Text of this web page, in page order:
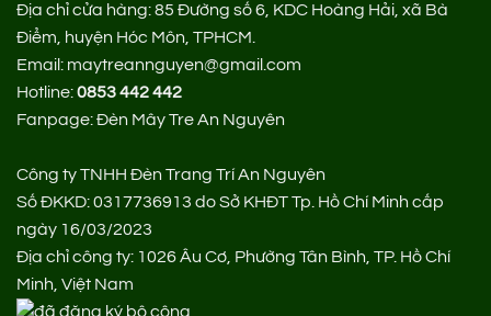
Địa chỉ cửa hàng:85 Đường số 6, KDC Hoàng Hải, xã Bà
Điểm, huyện Hóc Môn, TPHCM.
Email: maytreannguyen@gmail.com
Hotline:0853 442 442
Fanpage:Đèn Mây Tre An Nguyên
Công ty TNHH Đèn Trang Trí An Nguyên
Số ĐKKD: 0317736913 do Sở KHĐT Tp. Hồ Chí Minh cấp
ngày 16/03/2023
Địa chỉ công ty: 1026 Âu Cơ, Phường Tân Bình, TP. Hồ Chí
Minh, Việt Nam